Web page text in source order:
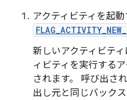
アクティビティを起
新しいアクティビテ
ィビティを実行する
されます。 呼び出さ
出し元と同じバック